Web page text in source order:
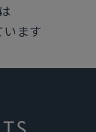
ます